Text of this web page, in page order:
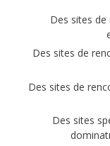
Des sites
Des sites de
Des sites de
Des sites